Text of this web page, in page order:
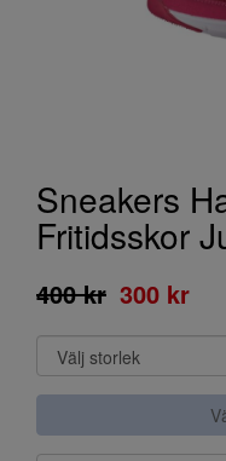
Sneakers
Fritidsskor
400 kr 300 kr